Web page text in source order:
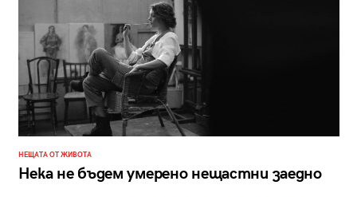
НЕЩАТА ОТ ЖИВОТА
Нека не бъдем умерено нещастни заедно